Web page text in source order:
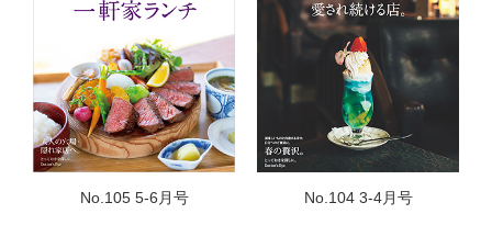
No.105 5-6月号 No.104 3-4月号